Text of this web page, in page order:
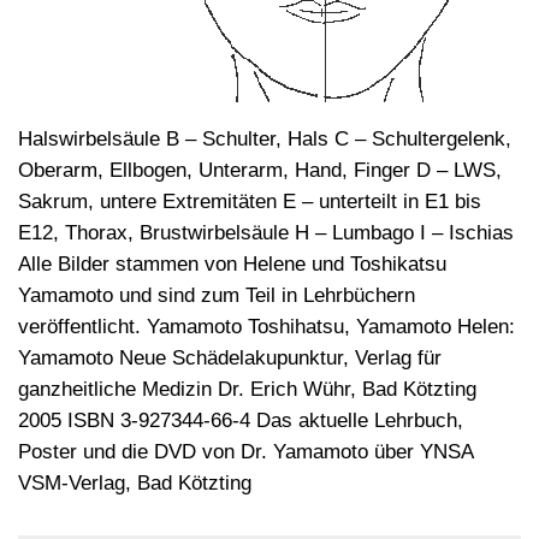
Halswirbelsäule B – Schulter, Hals C – Schultergelenk,
Oberarm, Ellbogen, Unterarm, Hand, Finger D – LWS,
Sakrum, untere Extremitäten E – unterteilt in E1 bis
E12, Thorax, Brustwirbelsäule H – Lumbago I – Ischias
Alle Bilder stammen von Helene und Toshikatsu
Yamamoto und sind zum Teil in Lehrbüchern
veröffentlicht. Yamamoto Toshihatsu, Yamamoto Helen:
Yamamoto Neue Schädelakupunktur, Verlag für
ganzheitliche Medizin Dr. Erich Wühr, Bad Kötzting
2005 ISBN 3-927344-66-4 Das aktuelle Lehrbuch,
Poster und die DVD von Dr. Yamamoto über YNSA
VSM-Verlag, Bad Kötzting